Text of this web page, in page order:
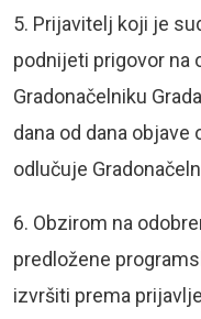
5. Prijavitelj koji je
podnijeti prigovor na
Gradonačelniku
dana od dana objave
odlučuje
6. Obzirom na
predložene
izvršiti prema